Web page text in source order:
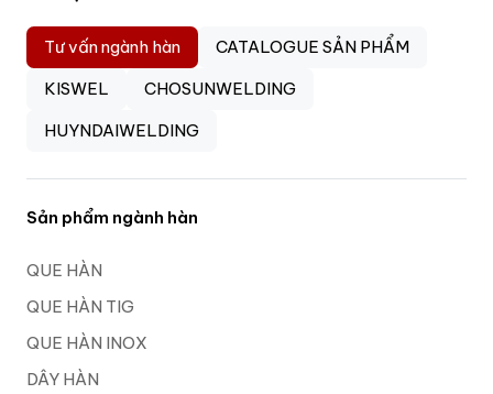
Tư vấn ngành hàn
CATALOGUE SẢN PHẨM
KISWEL
CHOSUNWELDING
HUYNDAIWELDING
Sản phẩm ngành hàn
QUE HÀN
QUE HÀN TIG
QUE HÀN INOX
DÂY HÀN